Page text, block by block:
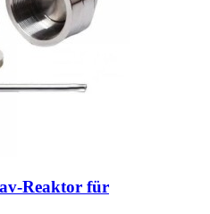
Reaktor für